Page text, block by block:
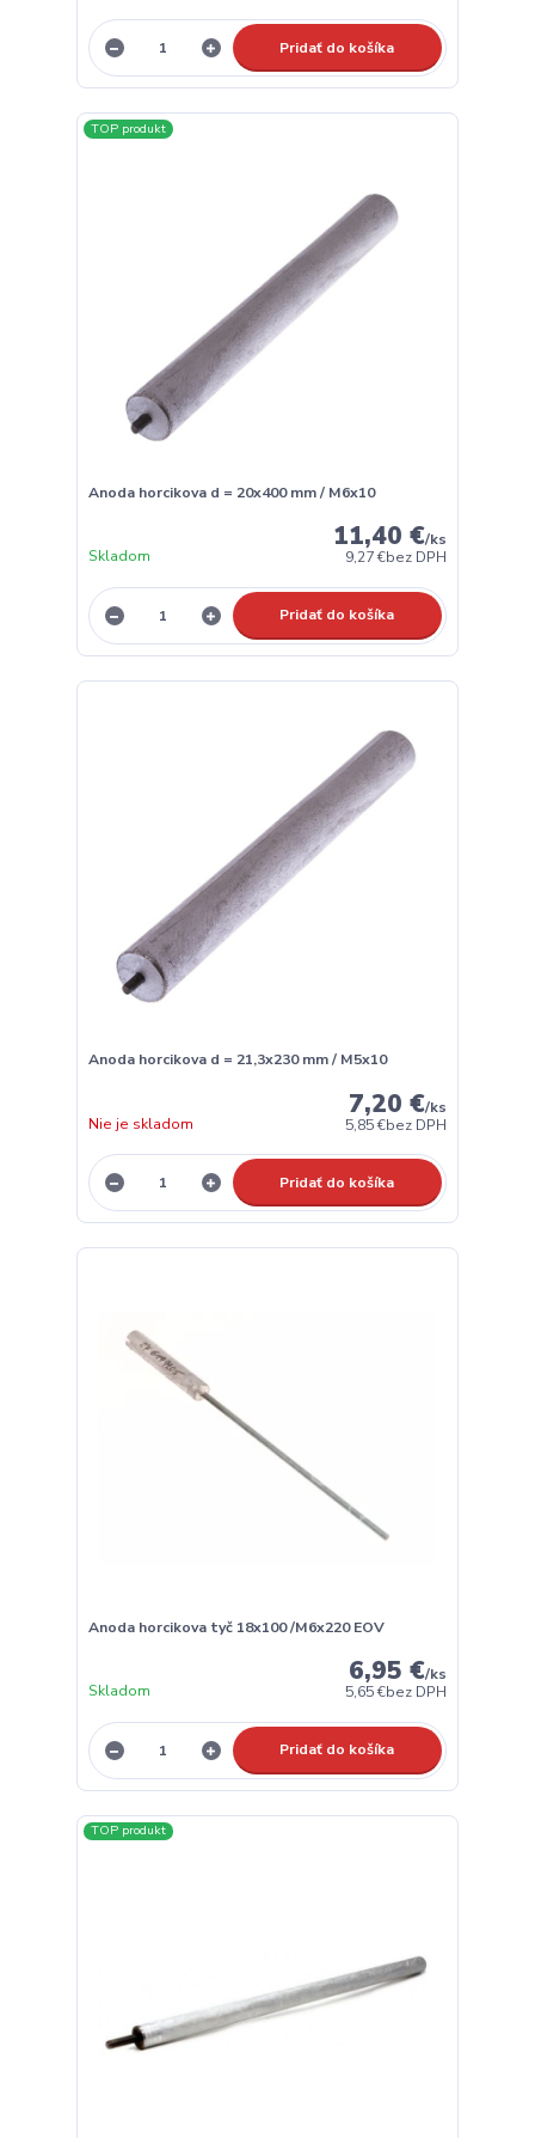
Pridať do košíka
TOP produkt
Anoda horcikova d = 20x400 mm / M6x10
11,40 €/ks
9,27 €bez DPH
Skladom
Pridať do košíka
Anoda horcikova d = 21,3x230 mm / M5x10
7,20 €/ks
5,85 €bez DPH
Nie je skladom
Pridať do košíka
Anoda horcikova tyč 18x100 /M6x220 EOV
6,95 €/ks
5,65 €bez DPH
Skladom
Pridať do košíka
TOP produkt